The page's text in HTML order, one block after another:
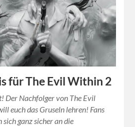
für The Evil Within 2
Der Nachfolger von The Evil
euch das Gruseln lehren! Fans
sich ganz sicher an die